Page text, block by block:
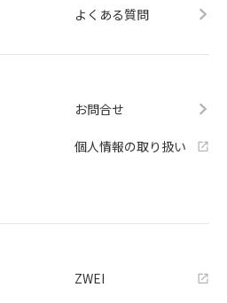
よくある質問
お問合せ
個人情報の取り扱い
ZWEI